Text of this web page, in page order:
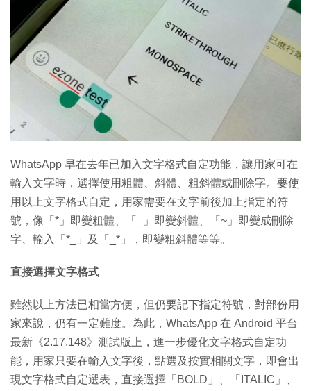
生成式AI與雲端應用
Enterprise Digital Transformation
特集
WhatsApp 早在去年已加入文字格式自定功能，讓用家可在
輸入文字時，選擇使用粗體、斜體、粗斜體或刪除字。要使
用以上文字格式自定，用家需要在文字前後加上指定的符
號，像「*」即變粗體、「_」即變斜體、「~」即變成刪除
字、輸入「*_」及「_*」，即變粗斜體等等。
直接選擇文字格式
雖然以上方法已相當方便，但仍要記下指定符號，對部份用
家來說，仍有一定難度。為此，WhatsApp 在 Android 平台
最新《2.17.148》測試版上，進一步優化文字格式自定功
能，用家只要在輸入文字後，點選及按實相關文字，即會出
現文字格式自定選表，直接選擇「BOLD」、「ITALIC」、